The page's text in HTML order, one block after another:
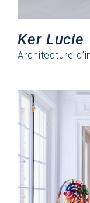
Ker Lucie
Architecture